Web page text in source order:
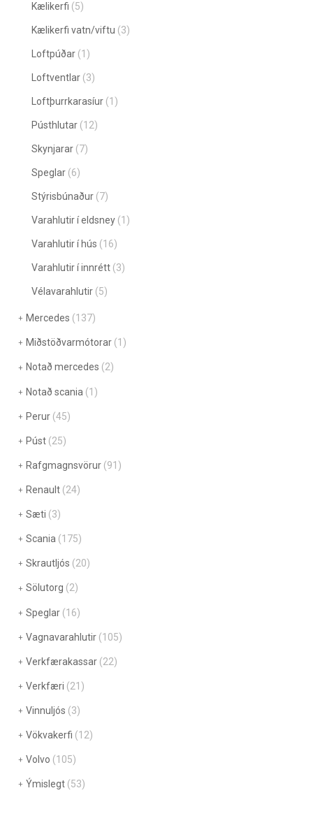
Kælikerfi (5)
Kælikerfi vatn/viftu (3)
Loftpúðar (1)
Loftventlar (3)
Loftþurrkarasíur (1)
Pústhlutar (12)
Skynjarar (7)
Speglar (6)
Stýrisbúnaður (7)
Varahlutir í eldsney (1)
Varahlutir í hús (16)
Varahlutir í innrétt (3)
Vélavarahlutir (5)
Mercedes (137)
Miðstöðvarmótorar (1)
Notað mercedes (2)
Notað scania (1)
Perur (45)
Púst (25)
Rafgmagnsvörur (91)
Renault (24)
Sæti (3)
Scania (175)
Skrautljós (20)
Sölutorg (2)
Speglar (16)
Vagnavarahlutir (105)
Verkfærakassar (22)
Verkfæri (21)
Vinnuljós (3)
Vökvakerfi (12)
Volvo (105)
Ýmislegt (53)